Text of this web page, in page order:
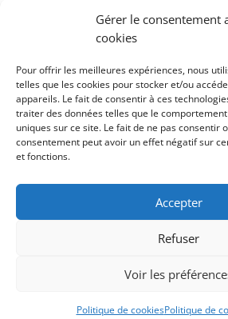
Gérer le consentement
cookies
Pour offrir les meilleures expériences, nous
telles que les cookies pour stocker et/ou
appareils. Le fait de consentir à ces
traiter des données telles que le
uniques sur ce site. Le fait de ne pas consentir
consentement peut avoir un effet négatif sur
et fonctions.
Accepter
Refuser
Voir les
Politique de cookiesPolitique de
Votre panier est vide.
Catégories de produits
Soins Corporels
Recherche de produits
pour :
Recherche
Complice Web